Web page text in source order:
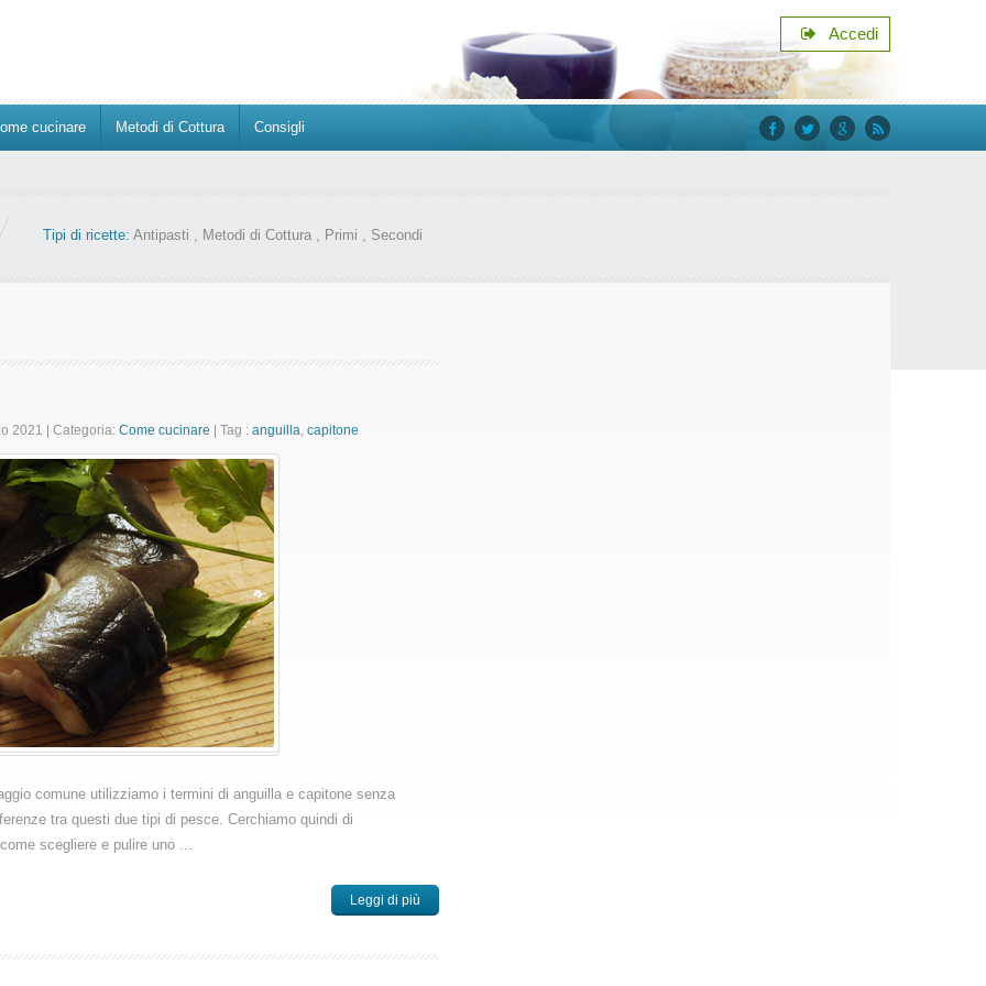
Accedi
cucinare Metodi di Cottura
Consigli
facebook
twittergoogle+
rss
Tipi di ricette: Antipasti , Metodi di Cottura , Primi , Secondi
2021 Categoria: Come cucinare Tag : anguilla, capitone
comune utilizziamo i termini di anguilla e capitone senza
tra questi due tipi di pesce. Cerchiamo quindi di
scegliere e pulire uno ...
Leggi di più